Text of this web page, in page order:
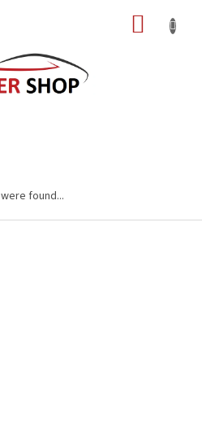
were found...